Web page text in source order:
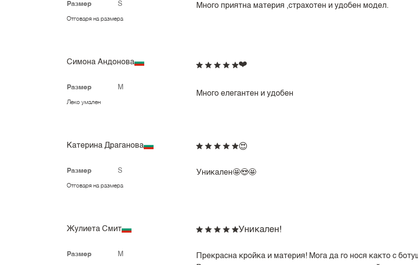
Размер S
Отговаря на размера
Много приятна материя ,страхотен и удобен модел.
Симона Андонова
Размер M
Леко умален
❤️
Много елегантен и удобен
Катерина Драганова
Размер S
Отговаря на размера
😍
Уникален🤩😍🤩
Жулиета Смит
Размер M
Уникален!
Прекрасна кройка и материя! Мога да го нося както с